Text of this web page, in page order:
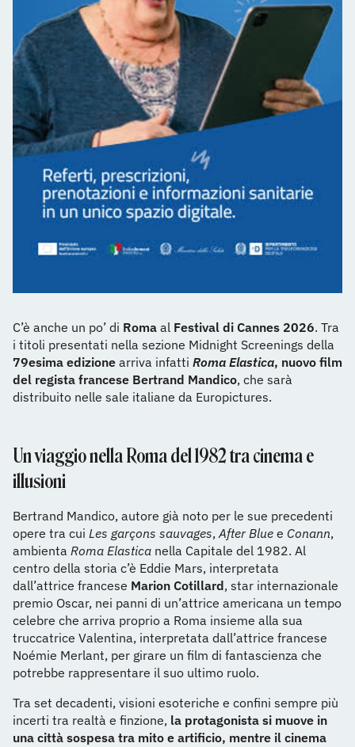
C’è anche un po’ di Roma al Festival di Cannes 2026. Tra
i titoli presentati nella sezione Midnight Screenings della
79esima edizione arriva infatti Roma Elastica, nuovo film
del regista francese Bertrand Mandico, che sarà
distribuito nelle sale italiane da Europictures.
Un viaggio nella Roma del 1982 tra cinema e
illusioni
Bertrand Mandico, autore già noto per le sue precedenti
opere tra cui Les garçons sauvages,After Blue e Conann,
ambienta Roma Elastica nella Capitale del 1982. Al
centro della storia c’è Eddie Mars, interpretata
dall’attrice francese Marion Cotillard, star internazionale
premio Oscar, nei panni di un’attrice americana un tempo
celebre che arriva proprio a Roma insieme alla sua
truccatrice Valentina, interpretata dall’attrice francese
Noémie Merlant, per girare un film di fantascienza che
potrebbe rappresentare il suo ultimo ruolo.
Tra set decadenti, visioni esoteriche e confini sempre più
incerti tra realtà e finzione, la protagonista si muove in
una città sospesa tra mito e artificio, mentre il cinema